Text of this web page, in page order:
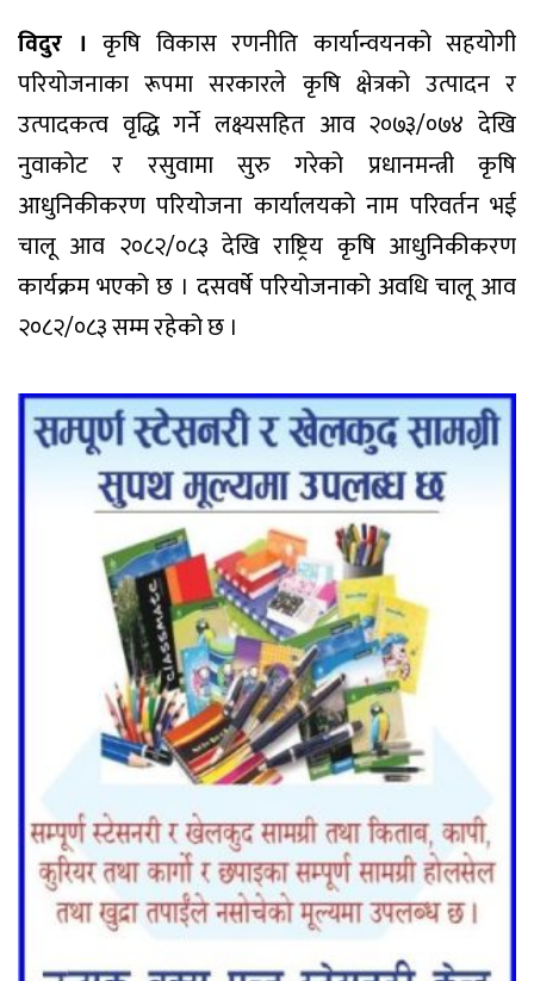
विदुर । कृषि विकास रणनीति कार्यान्वयनको सहयोगी
परियोजनाका रूपमा सरकारले कृषि क्षेत्रको उत्पादन र
उत्पादकत्व वृद्धि गर्ने लक्ष्यसहित आव २०७३/०७४ देखि
नुवाकोट र रसुवामा सुरु गरेको प्रधानमन्त्री कृषि
आधुनिकीकरण परियोजना कार्यालयको नाम परिवर्तन भई
चालू आव २०८२/०८३ देखि राष्ट्रिय कृषि आधुनिकीकरण
कार्यक्रम भएको छ । दसवर्षे परियोजनाको अवधि चालू आव
२०८२/०८३ सम्म रहेको छ ।